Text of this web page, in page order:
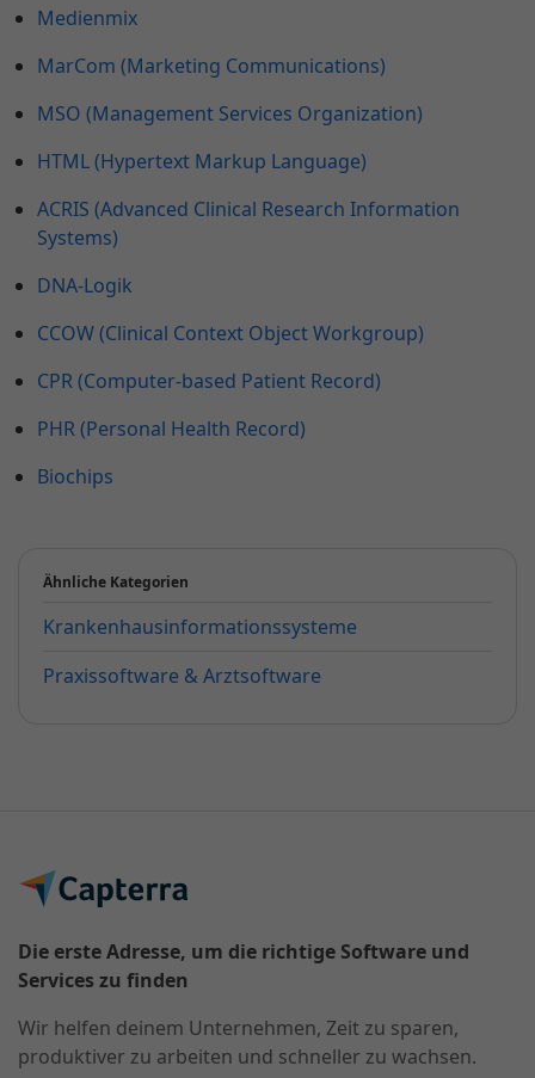
Medienmix
MarCom (Marketing Communications)
MSO (Management Services Organization)
HTML (Hypertext Markup Language)
ACRIS (Advanced Clinical Research Information
Systems)
DNA-Logik
CCOW (Clinical Context Object Workgroup)
CPR (Computer-based Patient Record)
PHR (Personal Health Record)
Biochips
Ähnliche Kategorien
Krankenhausinformationssysteme
Praxissoftware & Arztsoftware
Die erste Adresse, um die richtige Software und
Services zu finden
Wir helfen deinem Unternehmen, Zeit zu sparen,
produktiver zu arbeiten und schneller zu wachsen.